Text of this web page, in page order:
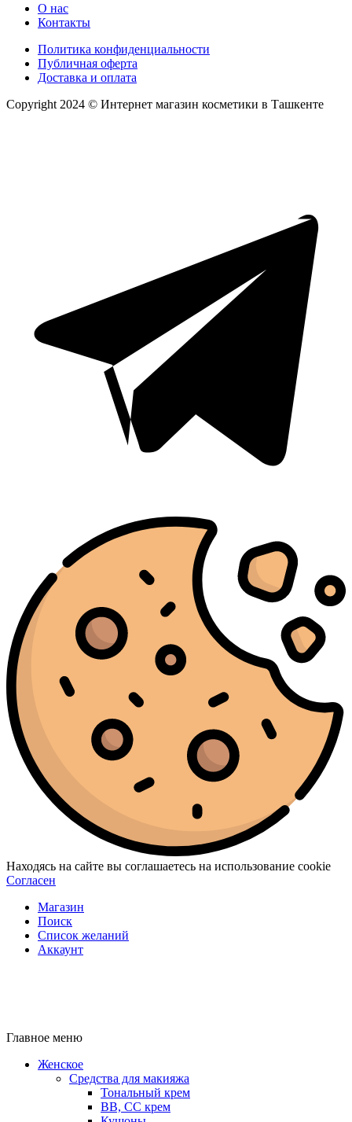
О нас
Контакты
Политика конфиденциальности
Публичная оферта
Доставка и оплата
Copyright 2024 © Интернет магазин косметики в Ташкенте
Находясь на сайте вы соглашаетесь на использование cookie
Согласен
Магазин
Поиск
Список желаний
Аккаунт
Главное меню
Женское
Средства для макияжа
Тональный крем
BB, CC крем